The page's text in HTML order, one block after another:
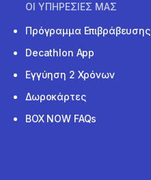
ΟΙ ΥΠΗΡΕΣΙΕΣ ΜΑΣ
Πρόγραμμα Επιβράβευσης
Decathlon App
Εγγύηση 2 Χρόνων
Δωροκάρτες
BOX NOW FAQs